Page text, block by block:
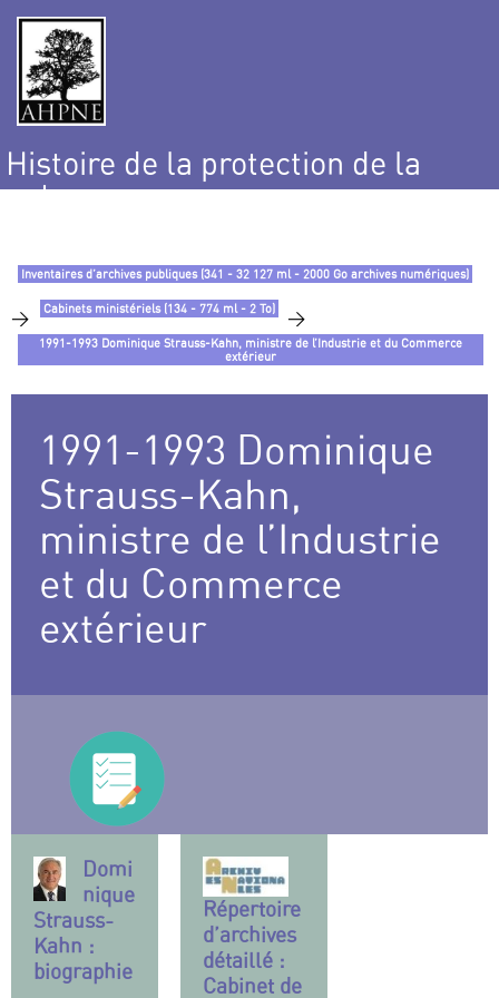
Histoire de la protection de la
nature
Inventaires d’archives publiques (341 - 32 127 ml - 2000 Go archives numériques)
> Cabinets ministériels (134 - 774 ml - 2 To) >
1991-1993 Dominique Strauss-Kahn, ministre de l’Industrie et du Commerce
extérieur
1991-1993 Dominique
Strauss-Kahn,
ministre de l’Industrie
et du Commerce
extérieur
Domi
nique
Strauss-
Kahn :
biographie
Répertoire
d’archives
détaillé :
Cabinet de